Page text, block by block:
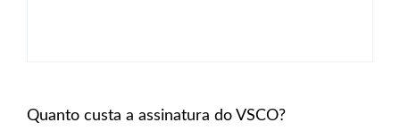
Quanto custa a assinatura do VSCO?